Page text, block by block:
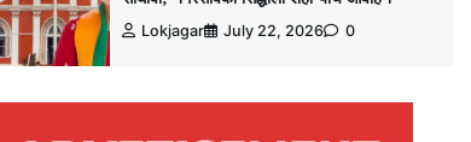
Lokjagar July 22, 2026 0